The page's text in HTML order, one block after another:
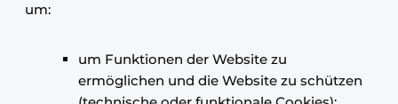
um:
um Funktionen der Website zu
ermöglichen und die Website zu schützen